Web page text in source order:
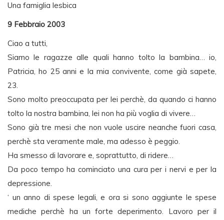
Una famiglia lesbica
9 Febbraio 2003
Ciao a tutti,
Siamo le ragazze alle quali hanno tolto la bambina… io,
Patricia, ho 25 anni e la mia convivente, come già sapete,
23.
Sono molto preoccupata per lei perchè, da quando ci hanno
tolto la nostra bambina, lei non ha più voglia di vivere…
Sono già tre mesi che non vuole uscire neanche fuori casa,
perchè sta veramente male, ma adesso è peggio.
Ha smesso di lavorare e, soprattutto, di ridere…
Da poco tempo ha cominciato una cura per i nervi e per la
depressione.
‘ un anno di spese legali, e ora si sono aggiunte le spese
mediche perchè ha un forte deperimento. Lavoro per il